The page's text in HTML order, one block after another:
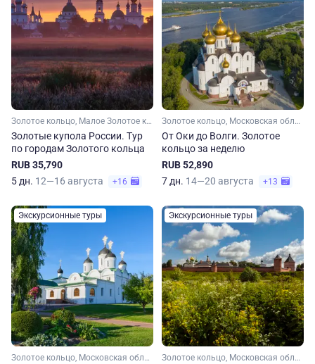
Золотое кольцо, Малое Золотое кольцо, Московская область, Ярославская область, Костромская область, Владимирская область, Ивановская область
Золотые купола России. Тур
по городам Золотого кольца
RUB 35,790
5 дн. 12—16 августа +16
Золотое кольцо, Московская область, Рязанская область, Владимирская область, Нижегородская область, Малое Золотое кольцо, Ивановская область, Ярославская область, Костромская область
От Оки до Волги. Золотое
кольцо за неделю
RUB 52,890
7 дн. 14—20 августа +13
Экскурсионные туры
Золотое кольцо, Московская область, Рязанская область, Владимирская область, Нижегородская область, Малое Золотое кольцо, Ивановская область, Костромская область, Ярославская область
Экскурсионные туры
Золотое кольцо, Московская область, Рязанская область, Владимирская область, Нижегородская область, Ивановская область, Костромская область, Ярославская область, Малое Золотое кольцо